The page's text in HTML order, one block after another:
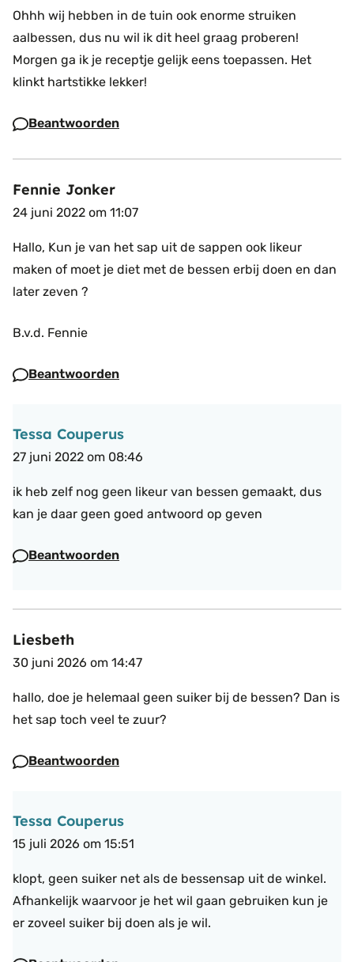
Ohhh wij hebben in de tuin ook enorme struiken
aalbessen, dus nu wil ik dit heel graag proberen!
Morgen ga ik je receptje gelijk eens toepassen. Het
klinkt hartstikke lekker!
Beantwoorden
Fennie Jonker
24 juni 2022 om 11:07
Hallo, Kun je van het sap uit de sappen ook likeur
maken of moet je diet met de bessen erbij doen en dan
later zeven ?
B.v.d. Fennie
Beantwoorden
Tessa Couperus
27 juni 2022 om 08:46
ik heb zelf nog geen likeur van bessen gemaakt, dus
kan je daar geen goed antwoord op geven
Beantwoorden
Liesbeth
30 juni 2026 om 14:47
hallo, doe je helemaal geen suiker bij de bessen? Dan is
het sap toch veel te zuur?
Beantwoorden
Tessa Couperus
15 juli 2026 om 15:51
klopt, geen suiker net als de bessensap uit de winkel.
Afhankelijk waarvoor je het wil gaan gebruiken kun je
er zoveel suiker bij doen als je wil.